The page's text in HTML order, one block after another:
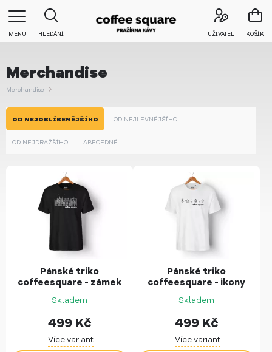
MENU HLEDÁNÍ UŽIVATEL KOŠÍK
Merchandise
Merchandise
OD NEJOBLÍBENĚJŠÍHO OD NEJLEVNĚJŠÍHO
OD NEJDRAŽŠÍHO ABECEDNĚ
Pánské triko
coffeesquare - zámek
Skladem
499 Kč
Více variant
Pánské triko
coffeesquare - ikony
Skladem
499 Kč
Více variant